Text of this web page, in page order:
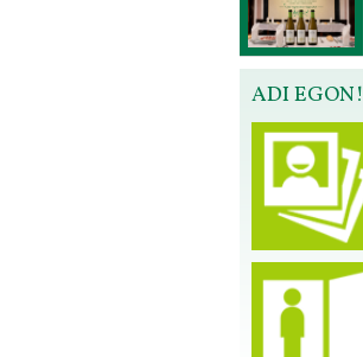
ADI EGON!